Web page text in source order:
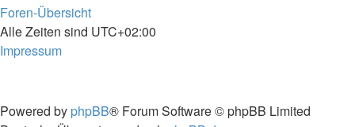
Foren-Übersicht
Alle Zeiten sind UTC+02:00
Impressum
Powered by phpBB® Forum Software © phpBB Limited